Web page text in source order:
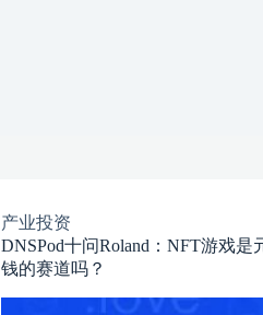
产业投资
DNSPod十问Roland：NFT游戏是
钱的赛道吗？